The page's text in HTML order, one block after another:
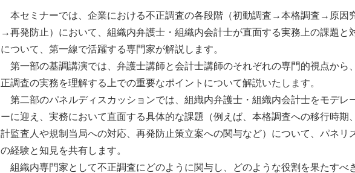
本セミナーでは、企業における不正調査の各段階（初動調査→本格調査→原因
→再発防止）において、組織内弁護士・組織内会計士が直面する実務上の課題と
について、第一線で活躍する専門家が解説します。
第一部の基調講演では、弁護士講師と会計士講師のそれぞれの専門的視点から
正調査の実務を理解する上での重要なポイントについて解説いたします。
第二部のパネルディスカッションでは、組織内弁護士・組織内会計士をモデレ
ーに迎え、実務において直面する具体的な課題（例えば、本格調査への移行時期
計監査人や規制当局への対応、再発防止策立案への関与など）について、パネリ
の経験と知見を共有します。
組織内専門家として不正調査にどのように関与し、どのような役割を果たすべ